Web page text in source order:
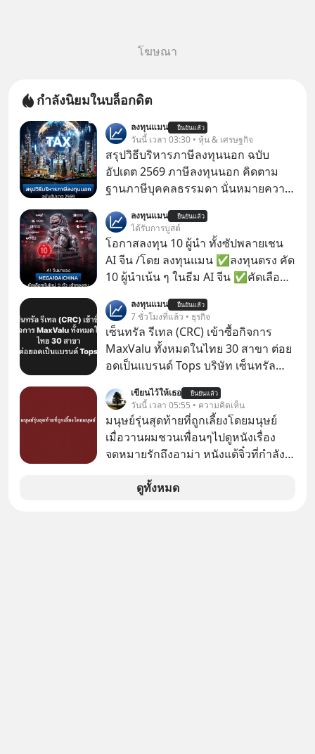
โฆษณา
กำลังนิยมในบล็อกดิต
ลงทุนแมน ยืนยันแล้ว
วันนี้ เวลา 03:30 • หุ้น & เศรษฐกิจ
สรุปวิธีบริหารภาษีลงทุนนอก ฉบับ
อัปเดต 2569 ภาษีลงทุนนอก คิดตาม
ฐานภาษีบุคคลธรรมดา นั่นหมายความ
ลงทุนแมน ยืนยันแล้ว
ได้รับการบูสต์
โอกาสลงทุน 10 ผู้นำ ทั้งซัปพลายเชน
AI จีน /โดย ลงทุนแมน ✅ลงทุนตรง คัด
10 ผู้นำเน้น ๆ ในธีม AI จีน ✅คัดเลือก
เจ้าของผู้นำ AI จีน ตั้งแต่โรงงานผลิตชิป
หน่วยความจำ โมเดล AI ยันหุ่นยนต์
✅ได้การรับยกเว้นภาษี Capital Gain
ตามกฎหมายภาษีของประเทศไทย
ลงทุนแมน ยืนยันแล้ว
7 ชั่วโมงที่แล้ว • ธุรกิจ
เซ็นทรัล รีเทล (CRC) เข้าซื้อกิจการ
MaxValu ทั้งหมดในไทย 30 สาขา ต่อย
อดเป็นแบรนด์ Tops บริษัท เซ็นทรัล
CRC แจ้งตลาดหลักทรัพย์ฯ ว่า บริษัท
เซ็นทรัล ฟู้ด รีเทล จำกัด (CFR) ซึ่งเป็น
บริษัทย่อยที่ CRC ถือหุ้นทั้งทางตรงและ
ทางอ้อม 100%
เขียนไว้ให้เธอ ยืนยันแล้ว
วันนี้ เวลา 05:55 • ความคิดเห็น
มนุษย์รุ่นสุดท้ายที่ถูกเลี้ยงโดยมนุษย์
เมื่อวานผมชวนเพื่อนๆไปดูหนังเรื่อง
จดหมายรักถึงอาม่า หนังแต้จิ๋วที่กำลัง
ป๊าผมเห็นโปสเตอร์หนังเรื่องนี้หลาย
ดูทั้งหมด